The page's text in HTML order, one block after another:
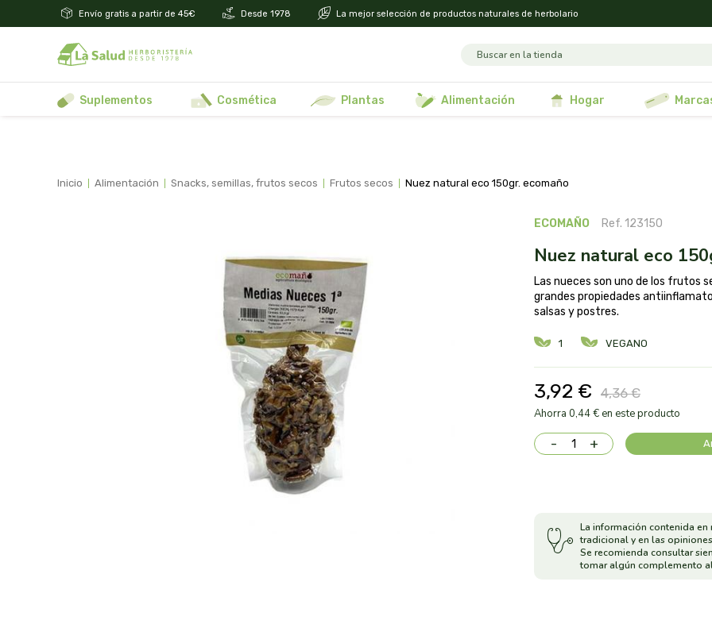
Envío gratis a partir de 45€ Desde 1978 La mejor selección de productos naturales de herbolario
suplementos cosmética plantas alimentación hogar
inicio alimentación snacks, semillas, frutos secos frutos secos nuez natural eco 150gr. ecomaño
ECOMAÑO Ref. 123150
nuez natural eco
Las nueces son uno de los frutos
grandes propiedades
salsas y postres.
1 VEGANO
3,92 € 4,36 €
Ahorra 0,44 € en este producto
- +
La información contenida en
tradicional y en las
Se recomienda consultar
tomar algún complemento